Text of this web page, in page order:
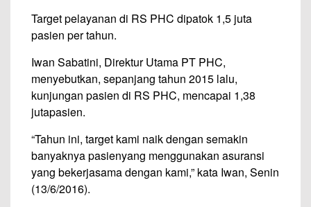
Target pelayanan di RS PHC dipatok 1,5 juta
pasien per tahun.
Iwan Sabatini, Direktur Utama PT PHC,
menyebutkan, sepanjang tahun 2015 lalu,
kunjungan pasien di RS PHC, mencapai 1,38
jutapasien.
“Tahun ini, target kami naik dengan semakin
banyaknya pasienyang menggunakan asuransi
yang bekerjasama dengan kami,” kata Iwan, Senin
(13/6/2016).